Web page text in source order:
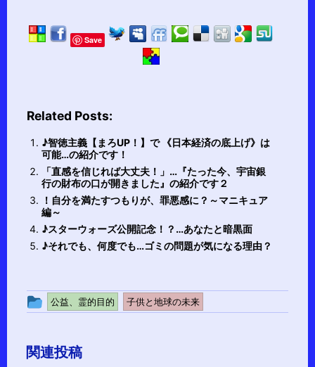
Save
Related Posts:
♪智徳主義【まろUP！】で 《日本経済の底上げ》は
可能…の紹介です！
「直感を信じれば大丈夫！」…『たった今、宇宙銀
行の財布の口が開きました』の紹介です２
！自分を満たすつもりが、罪悪感に？～マニキュア
編～
♪スターウォーズ公開記念！？…あなたと暗黒面
♪それでも、何度でも…ゴミの問題が気になる理由？
投
ル
公益、霊的目的 子供と地球の未来
関連投稿